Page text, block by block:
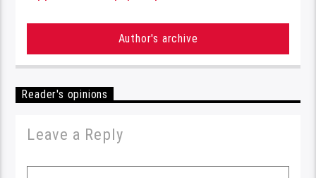
Author's archive
Reader's opinions
Leave a Reply